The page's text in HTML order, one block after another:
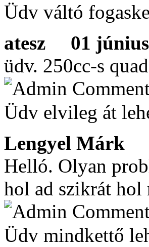
Üdv váltó
atesz
01 június
üdv. 250cc-s
Üdv elvileg át
Lengyel Márk
Helló. Olyan
hol ad szikrát
Üdv mindkettő